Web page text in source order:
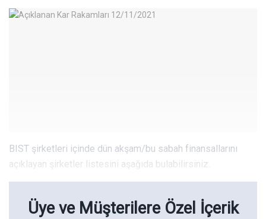
BIST şirketleri içinde dün akşam/bu sabah finansallarını
açıklayan şirketler listesini aşağıda bulabilirsiniz.
Üye ve Müşterilere Özel İçerik